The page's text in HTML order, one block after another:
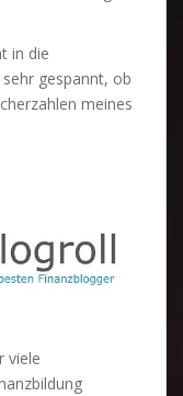
in die
gespannt, ob
meines
viele